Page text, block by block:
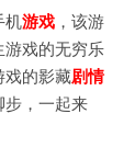
机游戏 ，该游
游戏的无穷乐
戏的影藏剧情
步，一起来